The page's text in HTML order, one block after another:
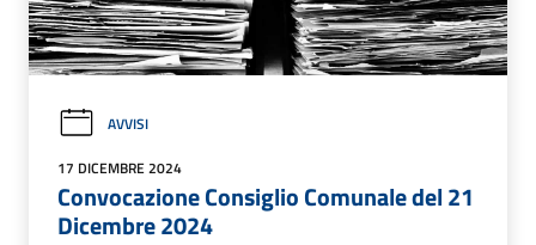
AVVISI
17 DICEMBRE 2024
Convocazione Consiglio Comunale del 21
Dicembre 2024